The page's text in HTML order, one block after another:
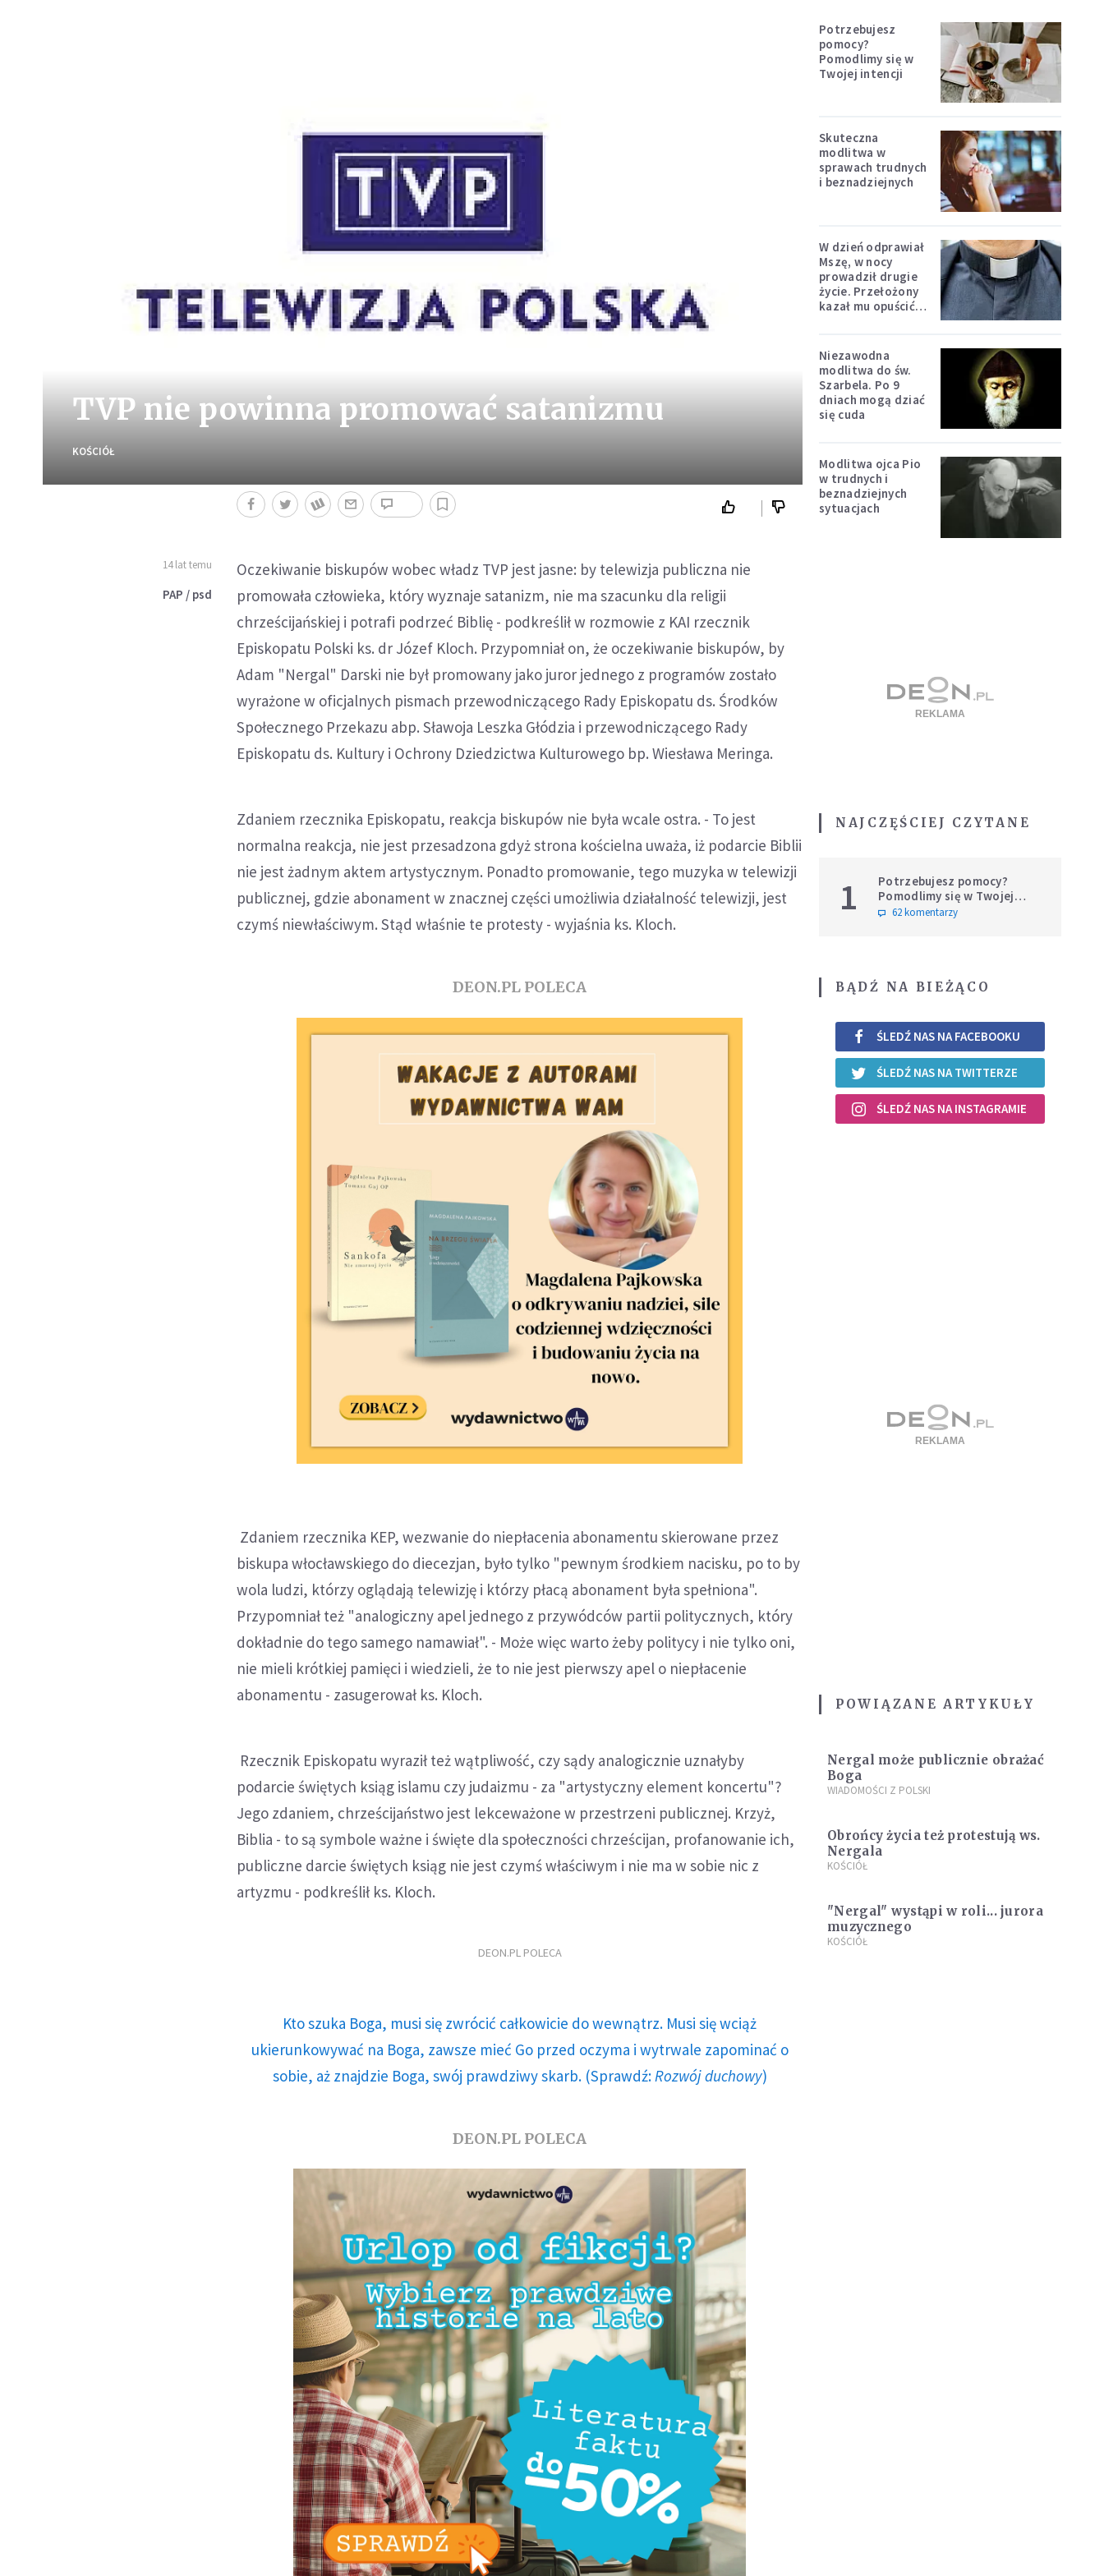
TVP nie powinna promować satanizmu
KOŚCIÓŁ
14 lat temu
PAP / psd
Oczekiwanie biskupów wobec władz TVP jest jasne: by telewizja publiczna nie
promowała człowieka, który wyznaje satanizm, nie ma szacunku dla religii
chrześcijańskiej i potrafi podrzeć Biblię - podkreślił w rozmowie z KAI rzecznik
Episkopatu Polski ks. dr Józef Kloch. Przypomniał on, że oczekiwanie biskupów, by
Adam "Nergal" Darski nie był promowany jako juror jednego z programów zostało
wyrażone w oficjalnych pismach przewodniczącego Rady Episkopatu ds. Środków
Społecznego Przekazu abp. Sławoja Leszka Głódzia i przewodniczącego Rady
Episkopatu ds. Kultury i Ochrony Dziedzictwa Kulturowego bp. Wiesława Meringa.
Zdaniem rzecznika Episkopatu, reakcja biskupów nie była wcale ostra. - To jest
normalna reakcja, nie jest przesadzona gdyż strona kościelna uważa, iż podarcie Biblii
nie jest żadnym aktem artystycznym. Ponadto promowanie, tego muzyka w telewizji
publicznej, gdzie abonament w znacznej części umożliwia działalność telewizji, jest
czymś niewłaściwym. Stąd właśnie te protesty - wyjaśnia ks. Kloch.
DEON.PL POLECA
Zdaniem rzecznika KEP, wezwanie do niepłacenia abonamentu skierowane przez
biskupa włocławskiego do diecezjan, było tylko "pewnym środkiem nacisku, po to by
wola ludzi, którzy oglądają telewizję i którzy płacą abonament była spełniona".
Przypomniał też "analogiczny apel jednego z przywódców partii politycznych, który
dokładnie do tego samego namawiał". - Może więc warto żeby politycy i nie tylko oni,
nie mieli krótkiej pamięci i wiedzieli, że to nie jest pierwszy apel o niepłacenie
abonamentu - zasugerował ks. Kloch.
Rzecznik Episkopatu wyraził też wątpliwość, czy sądy analogicznie uznałyby
podarcie świętych ksiąg islamu czy judaizmu - za "artystyczny element koncertu"?
Jego zdaniem, chrześcijaństwo jest lekceważone w przestrzeni publicznej. Krzyż,
Biblia - to są symbole ważne i święte dla społeczności chrześcijan, profanowanie ich,
publiczne darcie świętych ksiąg nie jest czymś właściwym i nie ma w sobie nic z
artyzmu - podkreślił ks. Kloch.
DEON.PL POLECA
Kto szuka Boga, musi się zwrócić całkowicie do wewnątrz. Musi się wciąż
ukierunkowywać na Boga, zawsze mieć Go przed oczyma i wytrwale zapominać o
sobie, aż znajdzie Boga, swój prawdziwy skarb. (Sprawdź: Rozwój duchowy)
DEON.PL POLECA
Potrzebujesz
pomocy?
Pomodlimy się w
Twojej intencji
Skuteczna
modlitwa w
sprawach trudnych
i beznadziejnych
W dzień odprawiał
Mszę, w nocy
prowadził drugie
życie. Przełożony
kazał mu opuścić
Niezawodna
modlitwa do św.
Szarbela. Po 9
dniach mogą dziać
się cuda
Modlitwa ojca Pio
w trudnych i
beznadziejnych
sytuacjach
NAJCZĘŚCIEJ CZYTANE
1
Potrzebujesz pomocy?
Pomodlimy się w Twojej
intencji
62 komentarzy
BĄDŹ NA BIEŻĄCO
ŚLEDŹ NAS NA FACEBOOKU
ŚLEDŹ NAS NA TWITTERZE
ŚLEDŹ NAS NA INSTAGRAMIE
POWIĄZANE ARTYKUŁY
Nergal może publicznie obrażać
Boga
WIADOMOŚCI Z POLSKI
Obrońcy życia też protestują ws.
Nergala
KOŚCIÓŁ
"Nergal" wystąpi w roli... jurora
muzycznego
KOŚCIÓŁ